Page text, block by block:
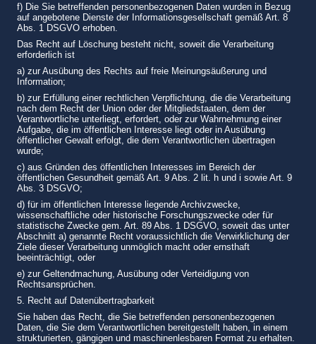
f) Die Sie betreffenden personenbezogenen Daten wurden in Bezug
auf angebotene Dienste der Informationsgesellschaft gemäß Art. 8
Abs. 1 DSGVO erhoben.
Das Recht auf Löschung besteht nicht, soweit die Verarbeitung
erforderlich ist
a) zur Ausübung des Rechts auf freie Meinungsäußerung und
Information;
b) zur Erfüllung einer rechtlichen Verpflichtung, die die Verarbeitung
nach dem Recht der Union oder der Mitgliedstaaten, dem der
Verantwortliche unterliegt, erfordert, oder zur Wahrnehmung einer
Aufgabe, die im öffentlichen Interesse liegt oder in Ausübung
öffentlicher Gewalt erfolgt, die dem Verantwortlichen übertragen
wurde;
c) aus Gründen des öffentlichen Interesses im Bereich der
öffentlichen Gesundheit gemäß Art. 9 Abs. 2 lit. h und i sowie Art. 9
Abs. 3 DSGVO;
d) für im öffentlichen Interesse liegende Archivzwecke,
wissenschaftliche oder historische Forschungszwecke oder für
statistische Zwecke gem. Art. 89 Abs. 1 DSGVO, soweit das unter
Abschnitt a) genannte Recht voraussichtlich die Verwirklichung der
Ziele dieser Verarbeitung unmöglich macht oder ernsthaft
beeinträchtigt, oder
e) zur Geltendmachung, Ausübung oder Verteidigung von
Rechtsansprüchen.
5. Recht auf Datenübertragbarkeit
Sie haben das Recht, die Sie betreffenden personenbezogenen
Daten, die Sie dem Verantwortlichen bereitgestellt haben, in einem
strukturierten, gängigen und maschinenlesbaren Format zu erhalten.